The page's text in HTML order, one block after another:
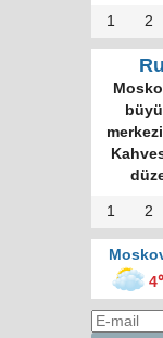
1 2
1 2